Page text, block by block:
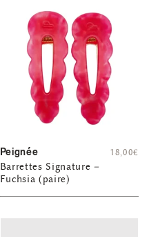
Peignée
Barrettes Signature –
Fuchsia (paire)
18,00€